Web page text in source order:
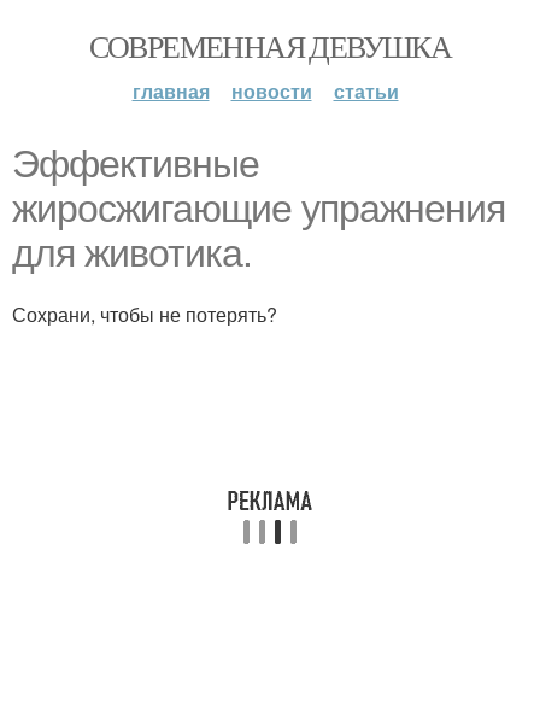
СОВРЕМЕННАЯ ДЕВУШКА
главная новости статьи
Эффективные
жиросжигающие упражнения
для животика.
Сохрани, чтобы не потерять?